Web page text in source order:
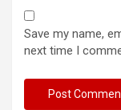
Save my name,
next time I